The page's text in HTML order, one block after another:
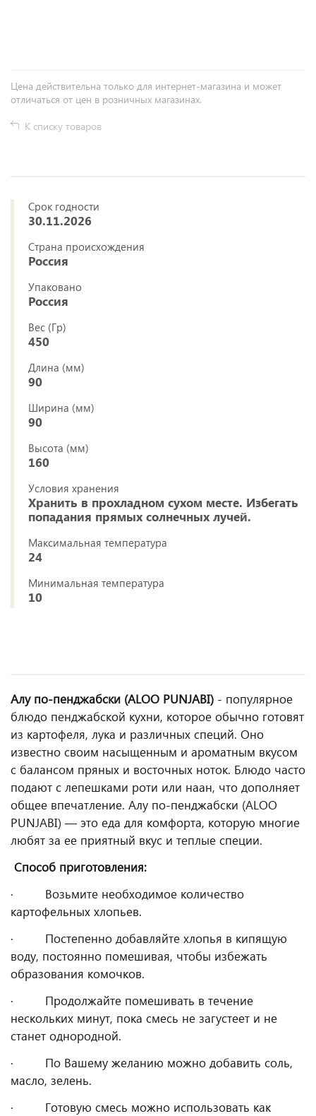
Цена действительна только для интернет-магазина и может
отличаться от цен в розничных магазинах.
К списку товаров
Срок годности
30.11.2026
Страна происхождения
Россия
Упаковано
Россия
Вес (Гр)
450
Длина (мм)
90
Ширина (мм)
90
Высота (мм)
160
Условия хранения
Хранить в прохладном сухом месте. Избегать
попадания прямых солнечных лучей.
Максимальная температура
24
Минимальная температура
10
Алу по-пенджабски (ALOO PUNJABI) - популярное
блюдо пенджабской кухни, которое обычно готовят
из картофеля, лука и различных специй. Оно
известно своим насыщенным и ароматным вкусом
с балансом пряных и восточных ноток. Блюдо часто
подают с лепешками роти или наан, что дополняет
общее впечатление. Алу по-пенджабски (ALOO
PUNJABI) — это еда для комфорта, которую многие
любят за ее приятный вкус и теплые специи.
Способ приготовления:
· Возьмите необходимое количество
картофельных хлопьев.
· Постепенно добавляйте хлопья в кипящую
воду, постоянно помешивая, чтобы избежать
образования комочков.
· Продолжайте помешивать в течение
нескольких минут, пока смесь не загустеет и не
станет однородной.
· По Вашему желанию можно добавить соль,
масло, зелень.
· Готовую смесь можно использовать как